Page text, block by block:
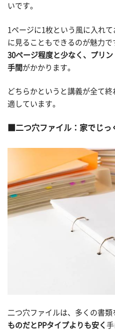
いです。
1ページに1枚という風に入れ
に見ることもできるのが魅力で
30ページ程度と少なく、プリ
手間 がかかります。
どちらかというと講義が全て
適しています。
二つ穴ファイル：家でじ
二つ穴ファイルは、多くの書類
ものだとPPタイプよりも安く